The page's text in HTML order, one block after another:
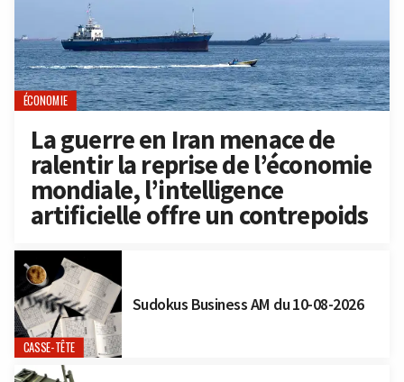
ÉCONOMIE
La guerre en Iran menace de
ralentir la reprise de l’économie
mondiale, l’intelligence
artificielle offre un contrepoids
CASSE-TÊTE
Sudokus Business AM du 10-08-2026